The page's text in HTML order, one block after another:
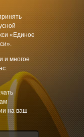
«Единое
и многое
на ваш